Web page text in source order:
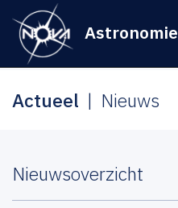
Astronomie
Actueel Nieuws
Nieuwsoverzicht